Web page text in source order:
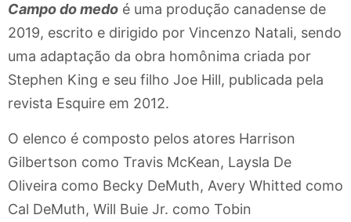
Campo do medo é uma produção canadense de
2019, escrito e dirigido por Vincenzo Natali, sendo
uma adaptação da obra homônima criada por
Stephen King e seu filho Joe Hill, publicada pela
revista Esquire em 2012.
O elenco é composto pelos atores Harrison
Gilbertson como Travis McKean, Laysla De
Oliveira como Becky DeMuth, Avery Whitted como
Cal DeMuth, Will Buie Jr. como Tobin